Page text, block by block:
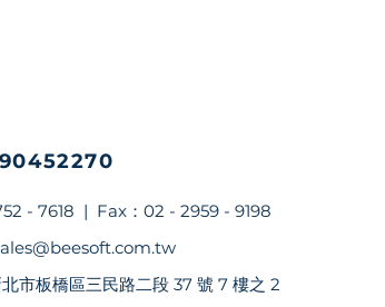
- 7618 | Fax：02 - 2959 - 9198
市板橋區三民路二段 37 號 7 樓之 2